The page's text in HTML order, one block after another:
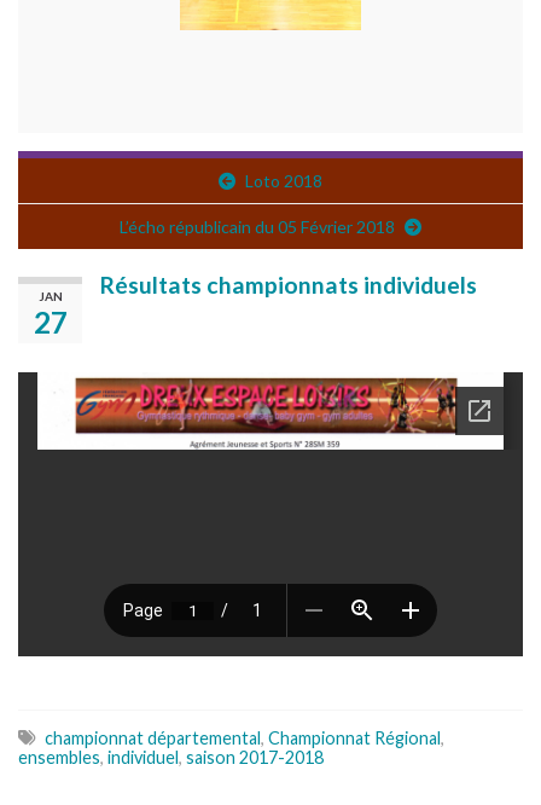
Loto 2018
L’écho républicain du 05 Février 2018
JAN
27
Résultats championnats individuels
championnat départemental, Championnat Régional,
ensembles, individuel, saison 2017-2018